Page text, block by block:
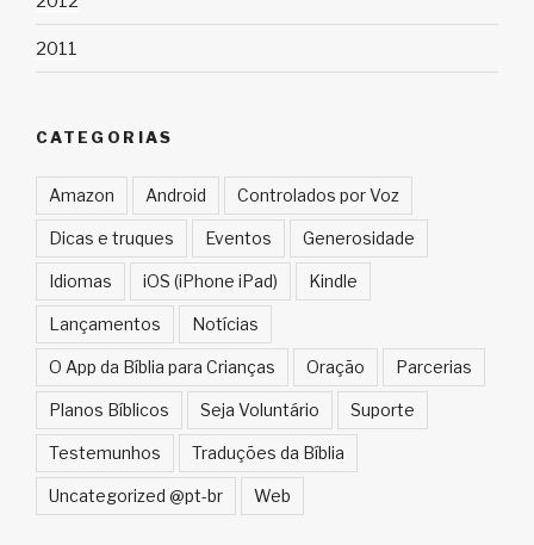
2011
CATEGORIAS
Amazon Android Controlados por Voz
Dicas e truques Eventos Generosidade
Idiomas iOS (iPhone iPad) Kindle
Lançamentos Notícias
O App da Bíblia para Crianças Oração Parcerias
Planos Bíblicos Seja Voluntário Suporte
Testemunhos Traduções da Bíblia
Uncategorized @pt-br Web